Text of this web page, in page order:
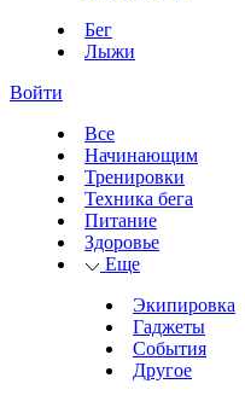
Бег
Лыжи
Войти
Все
Начинающим
Тренировки
Техника бега
Питание
Здоровье
Еще
Экипировка
Гаджеты
События
Другое